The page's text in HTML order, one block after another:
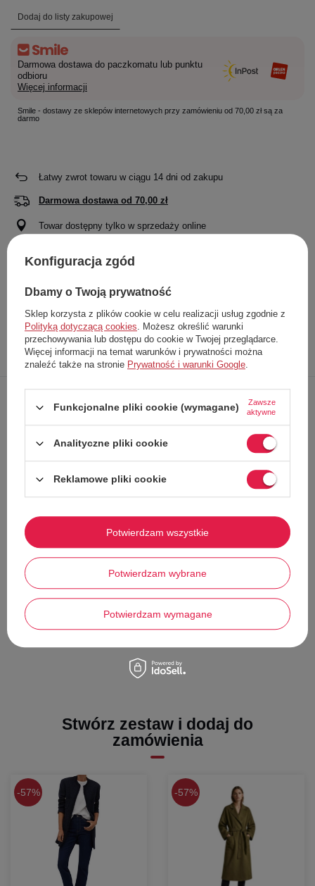
Dodaj do listy zakupowej
Darmowa dostawa do paczkomatu lub punktu
odbioru
Więcej informacji
Smile - dostawy ze sklepów internetowych przy zamówieniu od 70,00 zł są za
darmo
Łatwy zwrot towaru w ciągu 14 dni od zakupu
Darmowa dostawa od 70,00 zł
Towar dostępny tylko w sprzedaży online
Producent
Mango
EAN
8445156800159
Opis
produktu
Dokładne
dane
Zapytaj o
produkt
Napisz
swoją opinię
Elegancki damski płaszczz kolekcji Mango
Wykonany zwysokiej jakości wełnianego materiału.
Model Darwin wyróżnia się prostym krojem
Klasycznym, dwurzędowym zapięciem na guziki, które dodaje mu
ponadczasowego stylu.
idealnie
Wnętrzewykończone podszewkązapewnia komfort noszenia
Brak ocieplenia
sprawia, że jest doskonałym wyborem na
łagodniejsze dni
WYMIARY
Długość całkowita -81cm
Szerokość pod pachami - 60 cm
Długość rękawa -
Stwórz zestaw i dodaj do
zamówienia
57% 57%
Konfiguracja zgód
Dbamy o Twoją prywatność
Sklep korzysta z plików cookie w celu realizacji usług zgodnie z
Polityką dotyczącą cookies. Możesz określić warunki
przechowywania lub dostępu do cookie w Twojej przeglądarce.
Więcej informacji na temat warunków i prywatności można
znaleźć także na stronie Prywatność i warunki Google.
Funkcjonalne pliki cookie (wymagane)
Zawsze
aktywne
Analityczne pliki cookie
Reklamowe pliki cookie
Potwierdzam wybrane
Potwierdzam wymagane
Potwierdzam wszystkie